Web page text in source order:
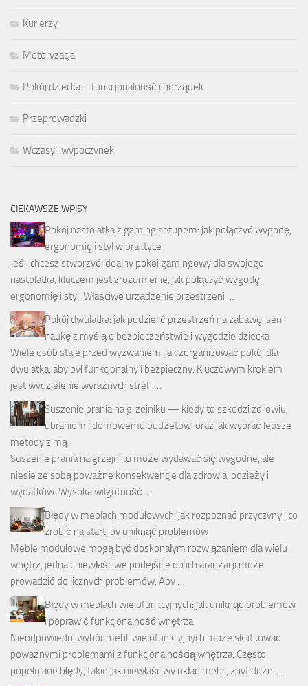
Kurierzy
Motoryzacja
Pokój dziecka – funkcjonalność i porządek
Przeprowadzki
Wczasy i wypoczynek
CIEKAWSZE WPISY
Pokój nastolatka z gaming setupem: jak połączyć wygodę,
ergonomię i styl w praktyce
Jeśli chcesz stworzyć idealny pokój gamingowy dla swojego
nastolatka, kluczem jest zrozumienie, jak połączyć wygodę,
ergonomię i styl. Właściwe urządzenie przestrzeni …
Pokój dwulatka: jak podzielić przestrzeń na zabawę, sen i
naukę z myślą o bezpieczeństwie i wygodzie dziecka
Wiele osób staje przed wyzwaniem, jak zorganizować pokój dla
dwulatka, aby był funkcjonalny i bezpieczny. Kluczowym krokiem
jest wydzielenie wyraźnych stref: …
Suszenie prania na grzejniku — kiedy to szkodzi zdrowiu,
ubraniom i domowemu budżetowi oraz jak wybrać lepsze
metody zimą
Suszenie prania na grzejniku może wydawać się wygodne, ale
niesie ze sobą poważne konsekwencje dla zdrowia, odzieży i
wydatków. Wysoka wilgotność …
Błędy w meblach modułowych: jak rozpoznać przyczyny i co
zrobić na start, by uniknąć problemów
Meble modułowe mogą być doskonałym rozwiązaniem dla wielu
wnętrz, jednak niewłaściwe podejście do ich aranżacji może
prowadzić do licznych problemów. Aby …
Błędy w meblach wielofunkcyjnych: jak uniknąć problemów
i poprawić funkcjonalność wnętrza
Nieodpowiedni wybór mebli wielofunkcyjnych może skutkować
poważnymi problemami z funkcjonalnością wnętrza. Często
popełniane błędy, takie jak niewłaściwy układ mebli, zbyt duże …